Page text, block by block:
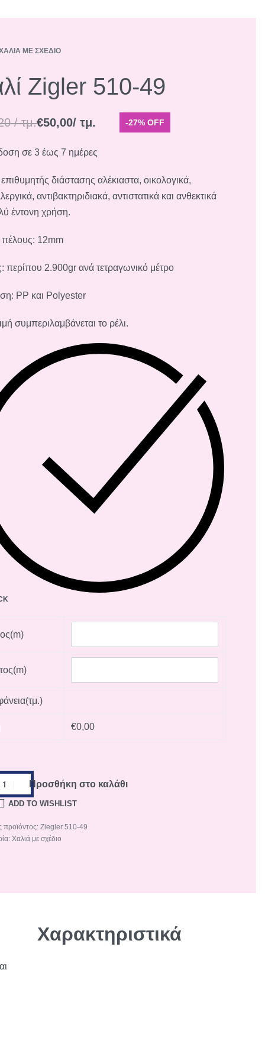
ΜΕ ΣΧΈΔΙΟ
Product
product:
product:Zigler 510-49
/ τμ.€50,00/ τμ. -27% OFF
σε 3 έως 7 ημέρες
διάστασης αλέκιαστα, οικολογικά,
αντιβακτηριδιακά, αντιστατικά και ανθεκτικά
έντονη χρήση.
12mm
περίπου 2.900gr ανά τετραγωνικό μέτρο
PP και Polyester
συμπεριλαμβάνεται το ρέλι.
€0,00
Προσθήκη στο καλάθι
ADD TO WISHLIST
Ziegler 510-49
Χαλιά με σχέδιο
Χαρακτηριστικά